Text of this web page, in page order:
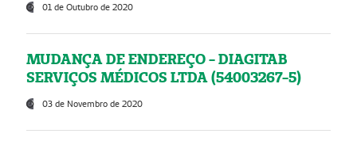
01 de Outubro de 2020
MUDANÇA DE ENDEREÇO - DIAGITAB
SERVIÇOS MÉDICOS LTDA (54003267-5)
03 de Novembro de 2020